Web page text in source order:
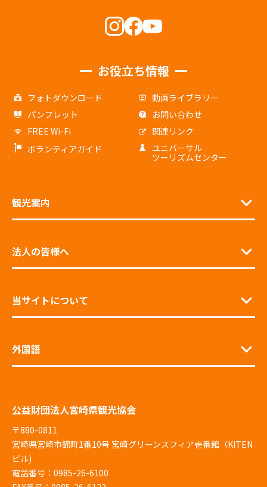
お役立ち情報
フォトダウンロード
動画ライブラリー
パンフレット
お問い合わせ
FREE Wi-Fi
関連リンク
ボランティアガイド
ユニバーサル
ツーリズムセンター
観光案内
法人の皆様へ
当サイトについて
外国語
公益財団法人宮崎県観光協会
〒880-0811
宮崎県宮崎市錦町1番10号 宮崎グリーンスフィア壱番館（KITEN
ビル)
電話番号：0985-26-6100